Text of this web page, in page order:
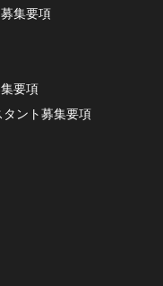
集要項
要項
ント募集要項